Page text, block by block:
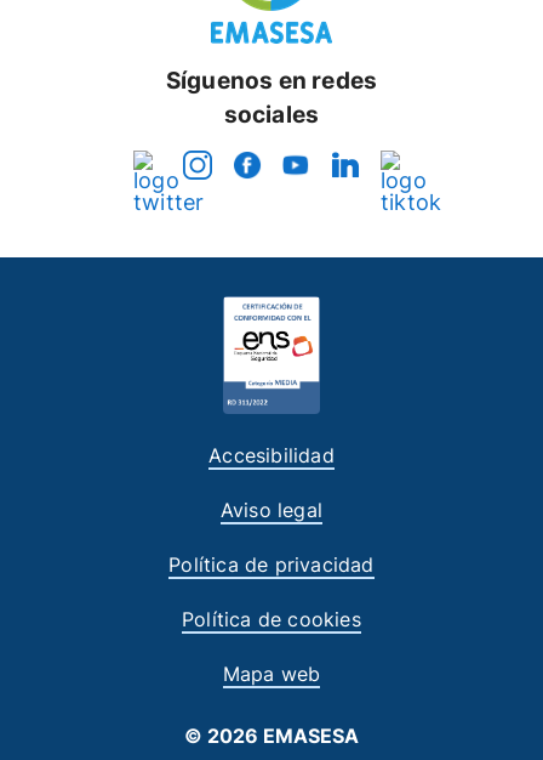
Síguenos en redes
sociales
Accesibilidad
Aviso legal
Política de privacidad
Política de cookies
Mapa web
© 2026 EMASESA